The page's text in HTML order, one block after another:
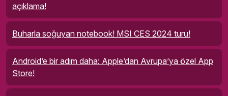
açıklama!
Buharla soğuyan notebook! MSI CES 2024 turu!
Android’e bir adım daha: Apple’dan Avrupa’ya özel App
Store!